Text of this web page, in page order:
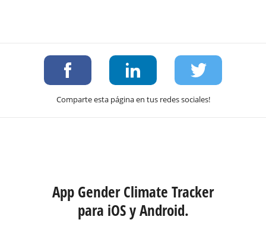
Comparte esta página en tus redes sociales!
App Gender Climate Tracker
para iOS y Android.